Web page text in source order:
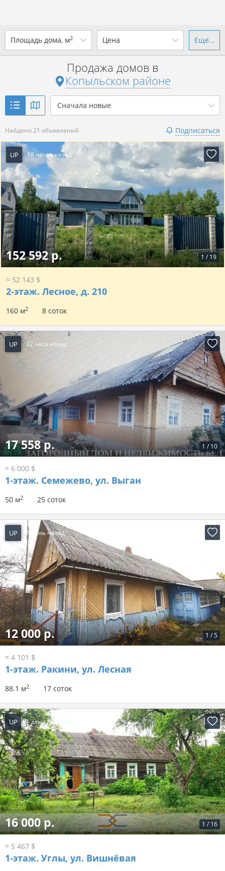
Площадь дома, м2
до
Показать 21 объявление
Цена
от до
р. за всё
Показать 21 объявление
Еще...
Продажа домов в
Копыльском районе
Сначала новые
Найдено 21 объявлений Подписаться
UP 18 часов назад
1 / 19
152 592 р.
≈ 52 143 $
2-этаж. Лесное, д. 210
160 м2 8 соток
UP 22 часа назад
1 / 10
17 558 р.
≈ 6 000 $
1-этаж. Семежево, ул. Выган
50 м2 25 соток
UP 1 день назад
1 /5
12 000 р.
≈ 4 101 $
1-этаж. Ракини, ул. Лесная
88.1 м2 17 соток
UP 1 день назад
1 / 16
16 000 р.
≈ 5 467 $
1-этаж. Углы, ул. Вишнёвая
Ваш город - district Копыльский
Да Выбрать город